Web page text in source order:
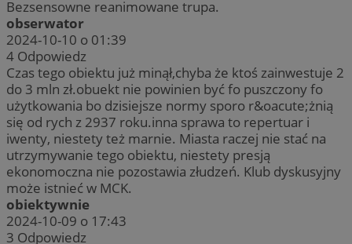
Bezsensowne reanimowane trupa.
obserwator
2024-10-10 o 01:39
4 Odpowiedz
Czas tego obiektu już minął,chyba że ktoś zainwestuje 2
do 3 mln zł.obuekt nie powinien być fo puszczony fo
użytkowania bo dzisiejsze normy sporo r&oacute;żnią
się od rych z 2937 roku.inna sprawa to repertuar i
iwenty, niestety też marnie. Miasta raczej nie stać na
utrzymywanie tego obiektu, niestety presją
ekonomoczna nie pozostawia złudzeń. Klub dyskusyjny
może istnieć w MCK.
obiektywnie
2024-10-09 o 17:43
3 Odpowiedz